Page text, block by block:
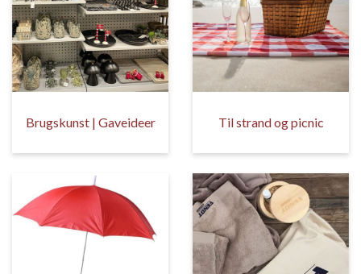
Brugskunst | Gaveideer Til strand og picnic